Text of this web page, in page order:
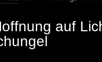
auf